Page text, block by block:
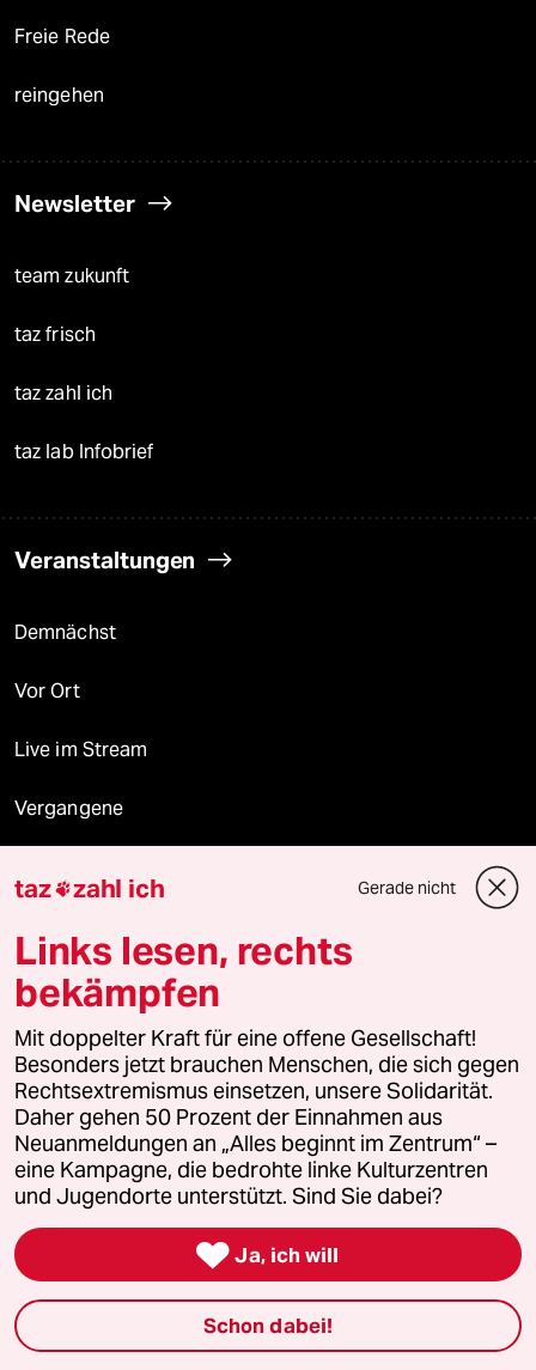
Freie Rede
reingehen
Newsletter
team zukunft
taz frisch
taz zahl ich
taz lab Infobrief
Veranstaltungen
Demnächst
Vor Ort
Live im Stream
Vergangene
Mehr taz Lesestoff
taz Blogs
taz FUTURZWEI
Le Monde diplomatique
taz Archiv
Mehr taz Angebote
taz zahl ich Gerade nicht
Links lesen, rechts
bekämpfen
Mit doppelter Kraft für eine offene Gesellschaft!
Besonders jetzt brauchen Menschen, die sich gegen
Rechtsextremismus einsetzen, unsere Solidarität.
Daher gehen 50 Prozent der Einnahmen aus
Neuanmeldungen an „Alles beginnt im Zentrum“ –
eine Kampagne, die bedrohte linke Kulturzentren
und Jugendorte unterstützt. Sind Sie dabei?
 Ja, ich will
Schon dabei!